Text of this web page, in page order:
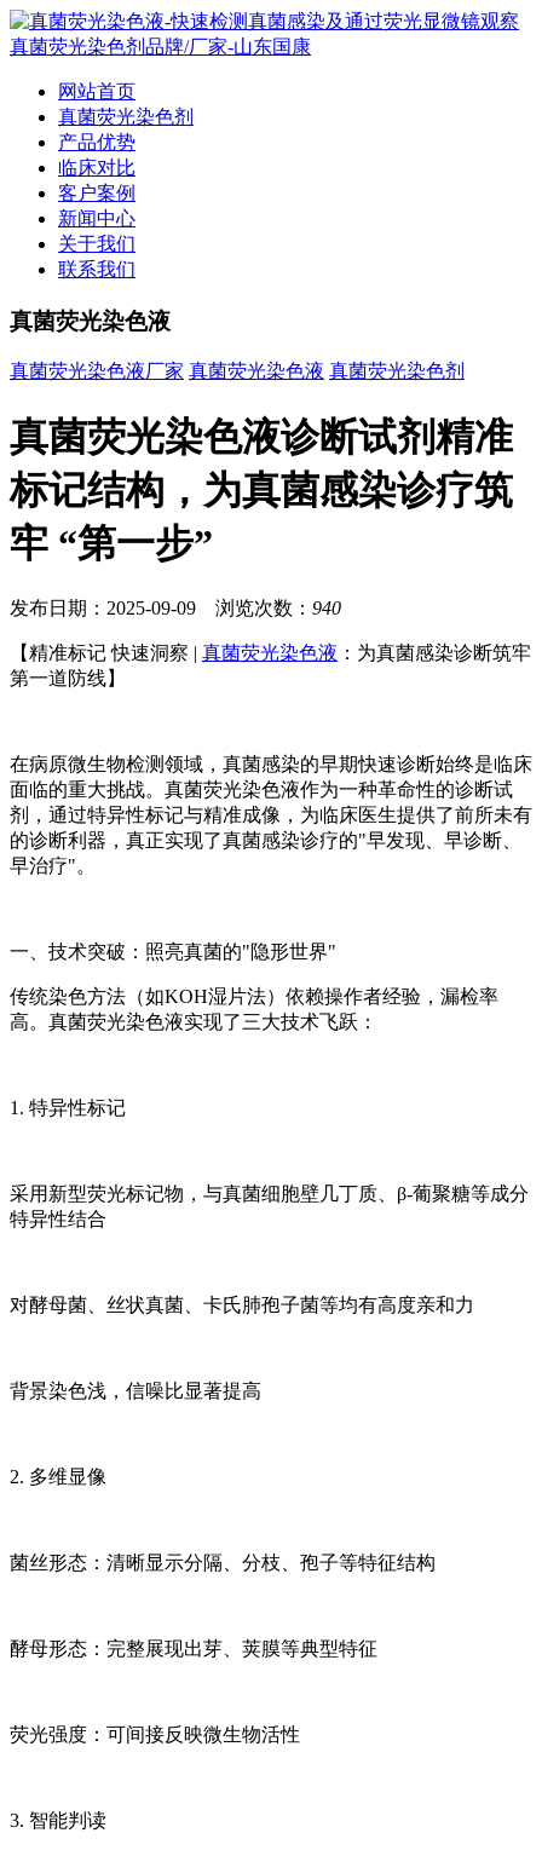
网站首页
真菌荧光染色剂
产品优势
临床对比
客户案例
新闻中心
关于我们
联系我们
真菌荧光染色液
真菌荧光染色液厂家 真菌荧光染色液 真菌荧光染色剂
真菌荧光染色液诊断试剂精准
标记结构，为真菌感染诊疗筑
牢 “第一步”
发布日期：2025-09-09 浏览次数： 940
【精准标记 快速洞察 | 真菌荧光染色液 ：为真菌感染诊断筑牢
第一道防线】
在病原微生物检测领域，真菌感染的早期快速诊断始终是临床
面临的重大挑战。真菌荧光染色液作为一种革命性的诊断试
剂，通过特异性标记与精准成像，为临床医生提供了前所未有
的诊断利器，真正实现了真菌感染诊疗的"早发现、早诊断、
早治疗"。
一、技术突破：照亮真菌的"隐形世界"
传统染色方法（如KOH湿片法）依赖操作者经验，漏检率
高。真菌荧光染色液实现了三大技术飞跃：
1. 特异性标记
采用新型荧光标记物，与真菌细胞壁几丁质、β-葡聚糖等成分
特异性结合
对酵母菌、丝状真菌、卡氏肺孢子菌等均有高度亲和力
背景染色浅，信噪比显著提高
2. 多维显像
菌丝形态：清晰显示分隔、分枝、孢子等特征结构
酵母形态：完整展现出芽、荚膜等典型特征
荧光强度：可间接反映微生物活性
3. 智能判读